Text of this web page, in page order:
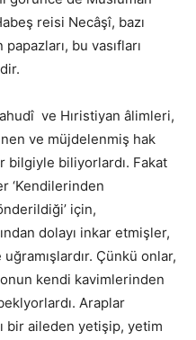
reisi Necâşî, bazı
bu vasıfları
ve Hıristiyan âlimleri,
ve müjdelenmiş hak
bilgiyle biliyorlardı. Fakat
‘Kendilerinden
için,
dolayı inkar etmişler,
Çünkü onlar,
kendi kavimlerinden
Araplar
bir aileden yetişip, yetim